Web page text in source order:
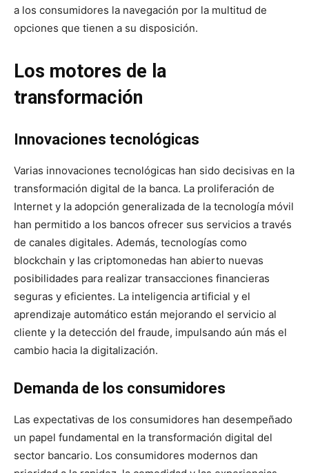
a los consumidores la navegación por la multitud de
opciones que tienen a su disposición.
Los motores de la
transformación
Innovaciones tecnológicas
Varias innovaciones tecnológicas han sido decisivas en la
transformación digital de la banca. La proliferación de
Internet y la adopción generalizada de la tecnología móvil
han permitido a los bancos ofrecer sus servicios a través
de canales digitales. Además, tecnologías como
blockchain y las criptomonedas han abierto nuevas
posibilidades para realizar transacciones financieras
seguras y eficientes. La inteligencia artificial y el
aprendizaje automático están mejorando el servicio al
cliente y la detección del fraude, impulsando aún más el
cambio hacia la digitalización.
Demanda de los consumidores
Las expectativas de los consumidores han desempeñado
un papel fundamental en la transformación digital del
sector bancario. Los consumidores modernos dan